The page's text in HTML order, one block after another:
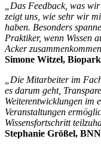
„Das Feedback, was
zeigt uns, wie sehr wir
haben. Besonders
Praktiker, wenn Wissen
Acker
Simone Witzel, Biopark
„Die Mitarbeiter im
es darum geht,
Weiterentwicklungen im
Veranstaltungen
Wissensfortschritt
Stephanie Größel, BNN